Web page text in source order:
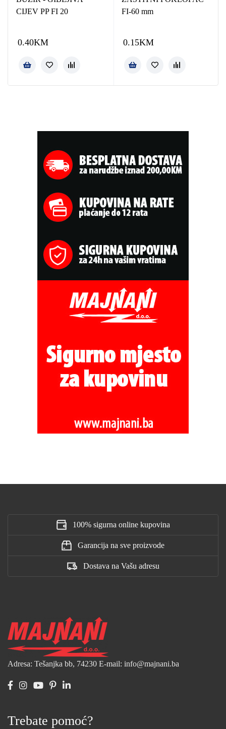
CIJEV PP FI 20
0.40KM
FI-60 mm
0.15KM
100% sigurna online kupovina
Garancija na sve proizvode
Dostava na Vašu adresu
Adresa: Tešanjka bb, 74230 E-mail: info@majnani.ba
Trebate pomoć?